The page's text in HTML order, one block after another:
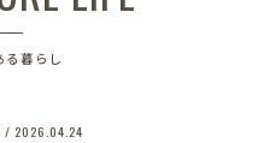
る暮らし
/ 2026.04.24